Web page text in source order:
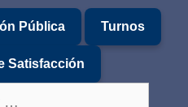
Pública Turnos
Satisfacción